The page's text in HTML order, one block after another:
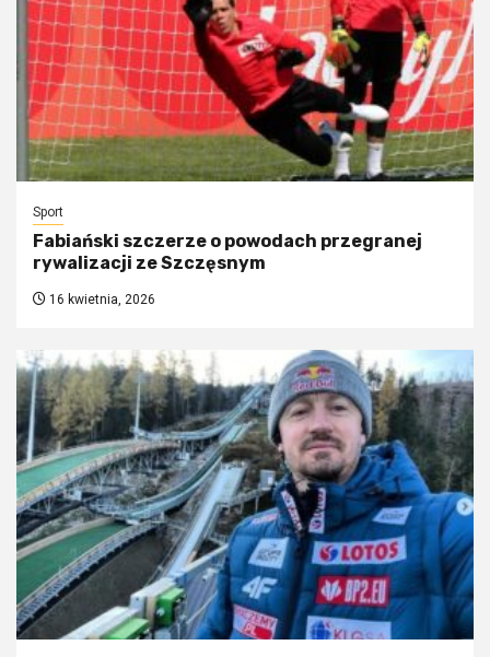
Sport
Fabiański szczerze o powodach przegranej
rywalizacji ze Szczęsnym
16 kwietnia, 2026